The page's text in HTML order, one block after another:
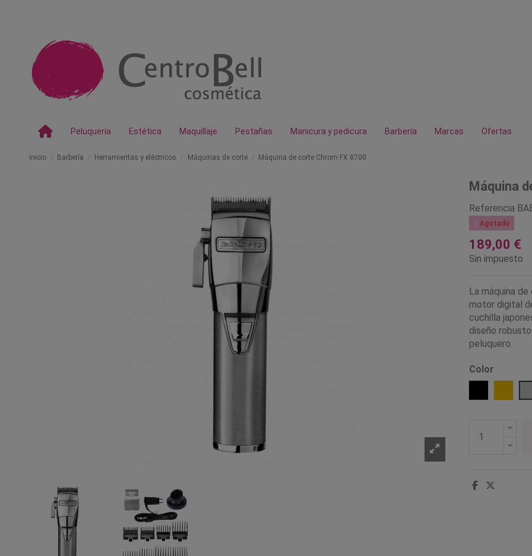
Peluquería Estética Maquillaje Pestañas Manicura y pedicura Barbería Marcas Ofertas
Inicio Barbería Herramientas y eléctricos Máquinas de corte Máquina de corte Chrom FX 8700
Máquina
Referencia
Agotado
189,00 €
Sin impuesto
La máquina
motor digital
cuchilla
diseño
peluquero.
Color